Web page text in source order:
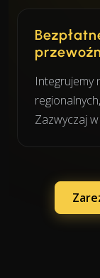
Integrujemy
Zazwyczaj